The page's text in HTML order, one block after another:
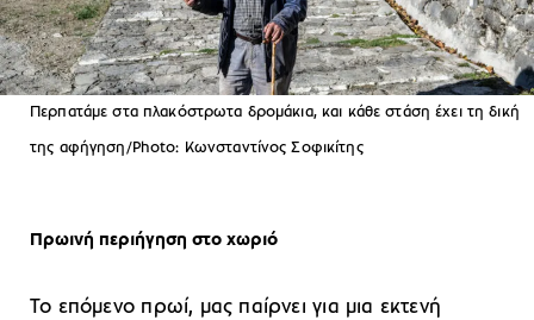
Περπατάμε στα πλακόστρωτα δρομάκια, και κάθε στάση έχει τη δική
της αφήγηση/Photo: Κωνσταντίνος Σοφικίτης
Πρωινή περιήγηση στο χωριό
Το επόμενο πρωί, μας παίρνει για μια εκτενή